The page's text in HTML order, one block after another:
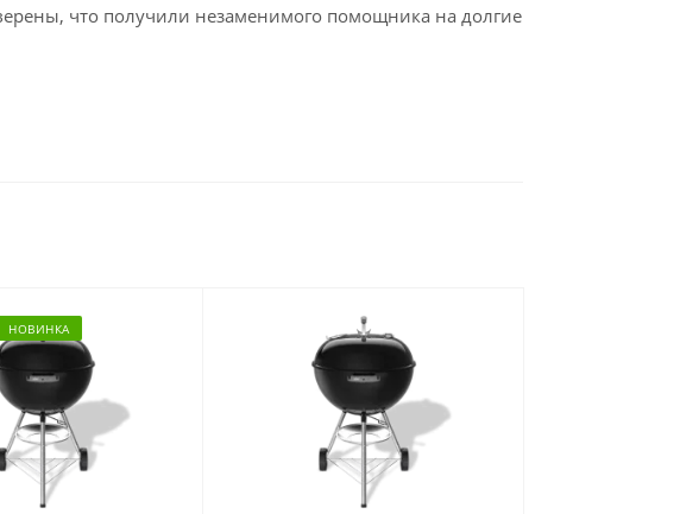
что получили незаменимого помощника на долгие
НОВИНКА